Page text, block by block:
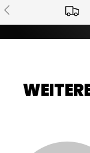
VORHERIGE